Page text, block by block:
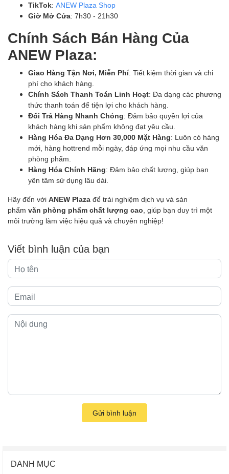
TikTok: ANEW Plaza Shop
Giờ Mở Cửa: 7h30 - 21h30
Chính Sách Bán Hàng Của
ANEW Plaza:
Giao Hàng Tận Nơi, Miễn Phí: Tiết kiệm thời gian và chi
phí cho khách hàng.
Chính Sách Thanh Toán Linh Hoạt: Đa dạng các phương
thức thanh toán để tiện lợi cho khách hàng.
Đổi Trả Hàng Nhanh Chóng: Đảm bảo quyền lợi của
khách hàng khi sản phẩm không đạt yêu cầu.
Hàng Hóa Đa Dạng Hơn 30,000 Mặt Hàng: Luôn có hàng
mới, hàng hottrend mỗi ngày, đáp ứng mọi nhu cầu văn
phòng phẩm.
Hàng Hóa Chính Hãng: Đảm bảo chất lượng, giúp bạn
yên tâm sử dụng lâu dài.
Hãy đến với ANEW Plaza để trải nghiệm dịch vụ và sản
phẩm văn phòng phẩm chất lượng cao , giúp bạn duy trì một
môi trường làm việc hiệu quả và chuyên nghiệp!
Viết bình luận của bạn
Gửi bình luận
DANH MỤC